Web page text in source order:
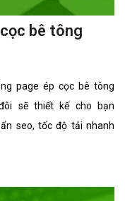
bê tông
page ép cọc bê tông
sẽ thiết kế cho bạn
seo, tốc độ tải nhanh